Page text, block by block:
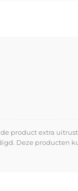
product extra
Deze producten